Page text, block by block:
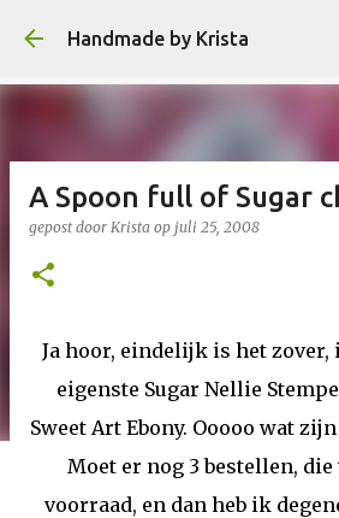
Doorgaan naar
Handmade by Krista
A Spoon full of Sugar
gepost door Krista op juli 25, 2008
Ja hoor, eindelijk is het zover,
eigenste Sugar Nellie
Sweet Art Ebony. Ooooo wat
Moet er nog 3 bestellen,
voorraad, en dan heb ik